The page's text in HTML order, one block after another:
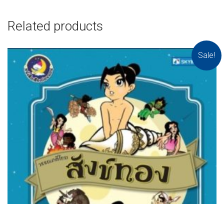
Related products
Sale!